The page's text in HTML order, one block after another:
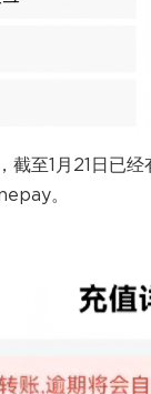
截至1月21日已
。